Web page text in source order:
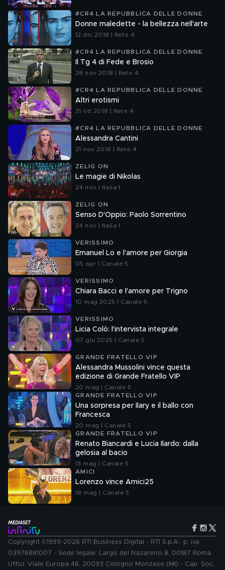
#CR4 LA REPUBBLICA DELLE DONNE
Donne maledette - la bellezza nell'arte
12 dic 2018 | Rete 4
#CR4 LA REPUBBLICA DELLE DONNE
Il Tg 4 di Fede e Brosio
28 nov 2018 | Rete 4
#CR4 LA REPUBBLICA DELLE DONNE
Altri erotismi
31 ott 2018 | Rete 4
#CR4 LA REPUBBLICA DELLE DONNE
Alessandra Cantini
21 nov 2018 | Rete 4
ZELIG ON
Le magie di Nikolas
24 nov | Italia 1
ZELIG ON
Senso D'Oppio: Paolo Sorrentino
24 nov | Italia 1
VERISSIMO
Emanuel Lo e l'amore per Giorgia
05 apr | Canale 5
VERISSIMO
Chiara Bacci e l'amore per Trigno
10 mag 2025 | Canale 5
VERISSIMO
Licia Colò: l'intervista integrale
07 giu 2025 | Canale 5
GRANDE FRATELLO VIP
Alessandra Mussolini vince questa
edizione di Grande Fratello VIP
20 mag | Canale 5
GRANDE FRATELLO VIP
Una sorpresa per Ilary e il ballo con
Francesca
20 mag | Canale 5
GRANDE FRATELLO VIP
Renato Biancardi e Lucia Ilardo: dalla
gelosia al bacio
13 mag | Canale 5
AMICI
Lorenzo vince Amici25
18 mag | Canale 5
Copyright ©1999-2026 RTI Business Digital - RTI S.p.A.: p. iva
03976881007 - Sede legale: Largo del Nazareno 8, 00187 Roma.
Uffici: Viale Europa 46, 20093 Cologno Monzese (MI) - Cap. Soc.